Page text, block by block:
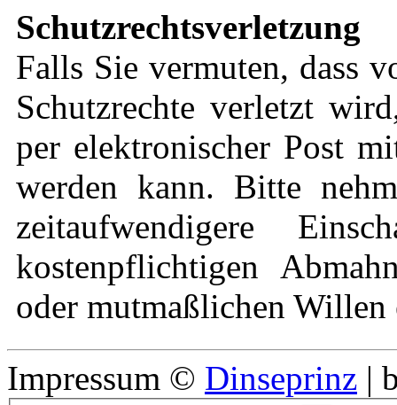
Schutzrechtsverletzung
Falls Sie vermuten, dass
Schutzrechte verletzt
per elektronischer Post
werden kann. Bitte
zeitaufwendigere
kostenpflichtigen
oder mutmaßlichen Willen
Impressum © Dinseprinz |